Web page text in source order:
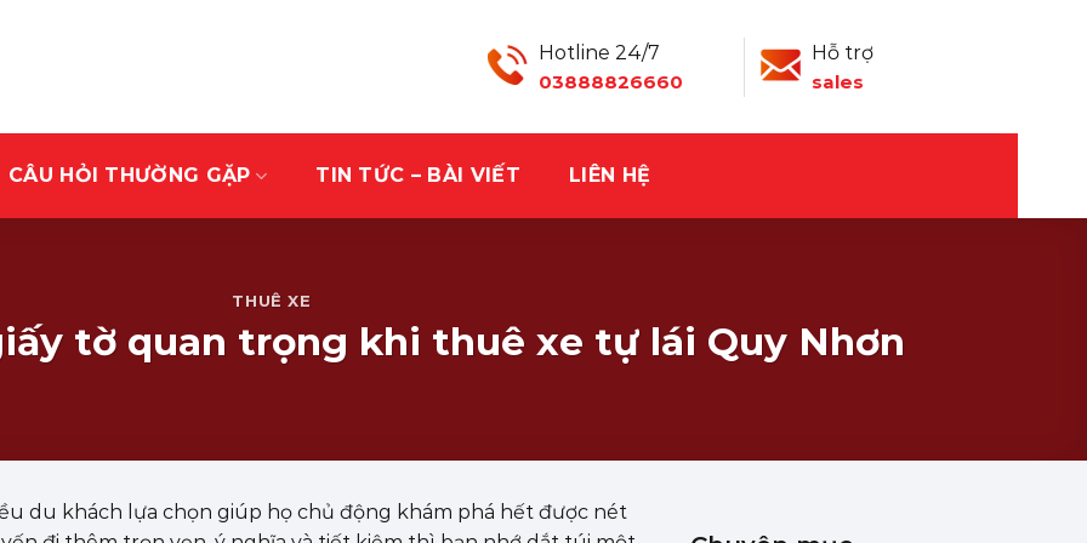
Hotline 24/7
03888826660
Hỗ trợ
sales
CÂU HỎI THƯỜNG GẶP TIN TỨC – BÀI VIẾT LIÊN HỆ
THUÊ XE
tờ quan trọng khi thuê xe tự lái Quy Nhơn
du khách lựa chọn giúp họ chủ động khám phá hết được nét